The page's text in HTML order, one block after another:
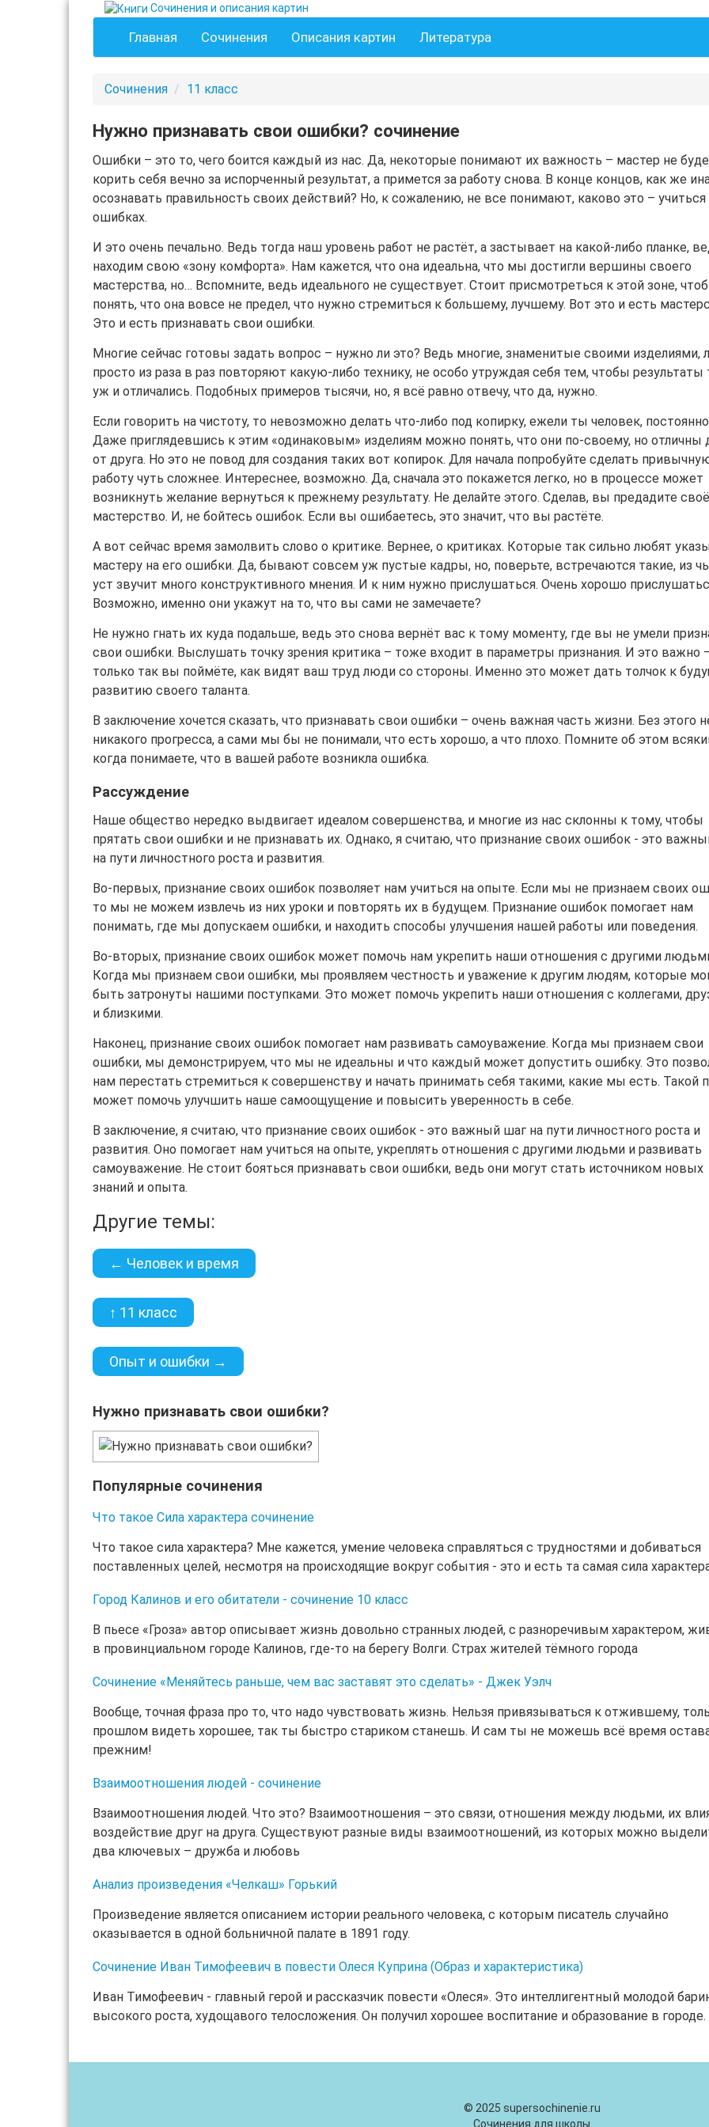
Сочинения и описания картин
Главная Сочинения Описания картин Литература
Сочинения 11 класс
Нужно признавать свои ошибки? сочинение
Ошибки – это то, чего боится каждый из нас. Да, некоторые понимают их важность – мастер не
корить себя вечно за испорченный результат, а примется за работу снова. В конце концов, как же
осознавать правильность своих действий? Но, к сожалению, не все понимают, каково это – учиться
ошибках.
И это очень печально. Ведь тогда наш уровень работ не растёт, а застывает на какой-либо планке,
находим свою «зону комфорта». Нам кажется, что она идеальна, что мы достигли вершины своего
мастерства, но… Вспомните, ведь идеального не существует. Стоит присмотреться к этой зоне,
понять, что она вовсе не предел, что нужно стремиться к большему, лучшему. Вот это и есть
Это и есть признавать свои ошибки.
Многие сейчас готовы задать вопрос – нужно ли это? Ведь многие, знаменитые своими изделиями,
просто из раза в раз повторяют какую-либо технику, не особо утруждая себя тем, чтобы результаты
уж и отличались. Подобных примеров тысячи, но, я всё равно отвечу, что да, нужно.
Если говорить на чистоту, то невозможно делать что-либо под копирку, ежели ты человек,
Даже приглядевшись к этим «одинаковым» изделиям можно понять, что они по-своему, но отличны
от друга. Но это не повод для создания таких вот копирок. Для начала попробуйте сделать
работу чуть сложнее. Интереснее, возможно. Да, сначала это покажется легко, но в процессе может
возникнуть желание вернуться к прежнему результату. Не делайте этого. Сделав, вы предадите своё
мастерство. И, не бойтесь ошибок. Если вы ошибаетесь, это значит, что вы растёте.
А вот сейчас время замолвить слово о критике. Вернее, о критиках. Которые так сильно любят
мастеру на его ошибки. Да, бывают совсем уж пустые кадры, но, поверьте, встречаются такие, из
уст звучит много конструктивного мнения. И к ним нужно прислушаться. Очень хорошо
Возможно, именно они укажут на то, что вы сами не замечаете?
Не нужно гнать их куда подальше, ведь это снова вернёт вас к тому моменту, где вы не умели
свои ошибки. Выслушать точку зрения критика – тоже входит в параметры признания. И это важно
только так вы поймёте, как видят ваш труд люди со стороны. Именно это может дать толчок к
развитию своего таланта.
В заключение хочется сказать, что признавать свои ошибки – очень важная часть жизни. Без этого
никакого прогресса, а сами мы бы не понимали, что есть хорошо, а что плохо. Помните об этом
когда понимаете, что в вашей работе возникла ошибка.
Рассуждение
Наше общество нередко выдвигает идеалом совершенства, и многие из нас склонны к тому, чтобы
прятать свои ошибки и не признавать их. Однако, я считаю, что признание своих ошибок - это
на пути личностного роста и развития.
Во-первых, признание своих ошибок позволяет нам учиться на опыте. Если мы не признаем своих
то мы не можем извлечь из них уроки и повторять их в будущем. Признание ошибок помогает нам
понимать, где мы допускаем ошибки, и находить способы улучшения нашей работы или поведения.
Во-вторых, признание своих ошибок может помочь нам укрепить наши отношения с другими
Когда мы признаем свои ошибки, мы проявляем честность и уважение к другим людям, которые
быть затронуты нашими поступками. Это может помочь укрепить наши отношения с коллегами,
и близкими.
Наконец, признание своих ошибок помогает нам развивать самоуважение. Когда мы признаем свои
ошибки, мы демонстрируем, что мы не идеальны и что каждый может допустить ошибку. Это
нам перестать стремиться к совершенству и начать принимать себя такими, какие мы есть. Такой
может помочь улучшить наше самоощущение и повысить уверенность в себе.
В заключение, я считаю, что признание своих ошибок - это важный шаг на пути личностного роста и
развития. Оно помогает нам учиться на опыте, укреплять отношения с другими людьми и развивать
самоуважение. Не стоит бояться признавать свои ошибки, ведь они могут стать источником новых
знаний и опыта.
Другие темы:
← Человек и время
↑ 11 класс
Опыт и ошибки →
Нужно признавать свои ошибки?
Популярные сочинения
Что такое Сила характера сочинение
Что такое сила характера? Мне кажется, умение человека справляться с трудностями и добиваться
поставленных целей, несмотря на происходящие вокруг события - это и есть та самая сила
Город Калинов и его обитатели - сочинение 10 класс
В пьесе «Гроза» автор описывает жизнь довольно странных людей, с разноречивым характером,
в провинциальном городе Калинов, где-то на берегу Волги. Страх жителей тёмного города
Сочинение «Меняйтесь раньше, чем вас заставят это сделать» - Джек Уэлч
Вообще, точная фраза про то, что надо чувствовать жизнь. Нельзя привязываться к отжившему,
прошлом видеть хорошее, так ты быстро стариком станешь. И сам ты не можешь всё время
прежним!
Взаимоотношения людей - сочинение
Взаимоотношения людей. Что это? Взаимоотношения – это связи, отношения между людьми, их
воздействие друг на друга. Существуют разные виды взаимоотношений, из которых можно
два ключевых – дружба и любовь
Анализ произведения «Челкаш» Горький
Произведение является описанием истории реального человека, с которым писатель случайно
оказывается в одной больничной палате в 1891 году.
Сочинение Иван Тимофеевич в повести Олеся Куприна (Образ и характеристика)
Иван Тимофеевич - главный герой и рассказчик повести «Олеся». Это интеллигентный молодой
высокого роста, худощавого телосложения. Он получил хорошее воспитание и образование в городе.
© 2025 supersochinenie.ru
Сочинения для школы